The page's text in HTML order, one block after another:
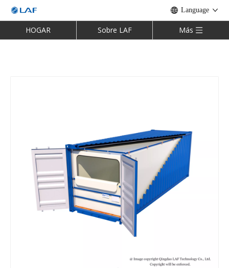
Language
HOGAR Sobre LAF Más